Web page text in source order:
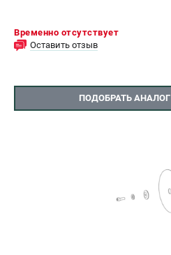
Временно отсутствует
Оставить отзыв
ПОДОБРАТЬ АНАЛОГ